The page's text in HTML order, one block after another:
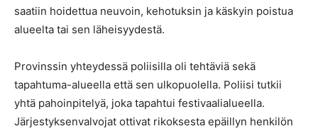
saatiin hoidettua neuvoin, kehotuksin ja käskyin poistua
alueelta tai sen läheisyydestä.
Provinssin yhteydessä poliisilla oli tehtäviä sekä
tapahtuma-alueella että sen ulkopuolella. Poliisi tutkii
yhtä pahoinpitelyä, joka tapahtui festivaalialueella.
Järjestyksenvalvojat ottivat rikoksesta epäillyn henkilön